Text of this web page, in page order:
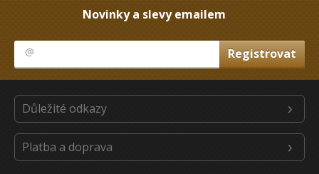
Novinky a slevy emailem
Důležité odkazy
Platba a doprava